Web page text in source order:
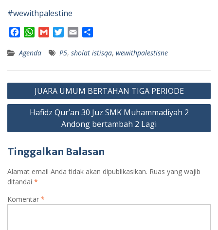
#wewithpalestine
c
o
k
W
a
A
p
p
a
i
e
r
a
a
Agenda P5, sholat istisqa, wewithpalestisne
Navigasi
pos
JUARA UMUM BERTAHAN TIGA PERIODE
Hafidz Qur’an 30 Juz SMK Muhammadiyah 2
Andong bertambah 2 Lagi
Tinggalkan Balasan
Alamat email Anda tidak akan dipublikasikan. Ruas yang wajib
ditandai *
Komentar *